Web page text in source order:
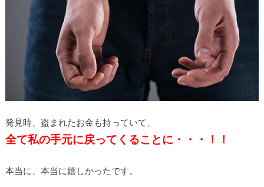
発見時、盗まれたお金も持っていて、
全て私の手元に戻ってくることに・・・！！
本当に、本当に嬉しかったです。